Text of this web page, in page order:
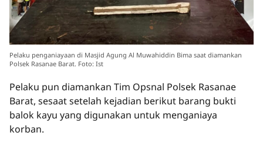
Pelaku penganiayaan di Masjid Agung Al Muwahiddin Bima saat diamankan
Polsek Rasanae Barat. Foto: Ist
Pelaku pun diamankan Tim Opsnal Polsek Rasanae
Barat, sesaat setelah kejadian berikut barang bukti
balok kayu yang digunakan untuk menganiaya
korban.